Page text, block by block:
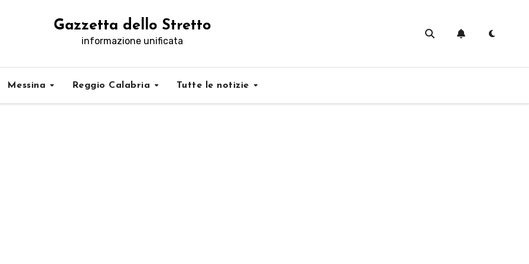
Gazzetta dello Stretto
informazione unificata
Messina Reggio Calabria Tutte le notizie